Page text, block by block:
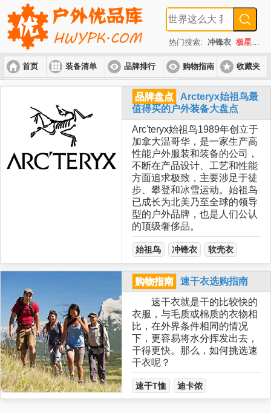
热门搜索: 冲锋衣 极星
首页 装备清单 品牌排行 购物指南
入门套装 进阶套装 高端套装
收藏夹
品牌盘点
Arcteryx始祖鸟最
值得买的户外装备大盘点
Arc'teryx始祖鸟1989年创立于
加拿大温哥华，是一家生产高
性能户外服装和装备的公司，
不断在产品设计、工艺和性能
方面追求极致，主要涉足于徒
步、攀登和冰雪运动。始祖鸟
已成长为北美乃至全球的领导
型的户外品牌，也是人们公认
的顶级奢侈品。
始祖鸟 冲锋衣 软壳衣
购物指南
速干衣选购指南
速干衣就是干的比较快的
衣服，与毛质或棉质的衣物相
比，在外界条件相同的情况
下，更容易将水分挥发出去，
干得更快。那么，如何挑选速
干衣呢？
速干T恤 迪卡侬